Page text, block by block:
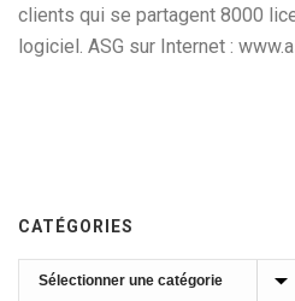
clients qui se partagent 8000
logiciel. ASG sur Internet :
CATÉGORIES
Catégories